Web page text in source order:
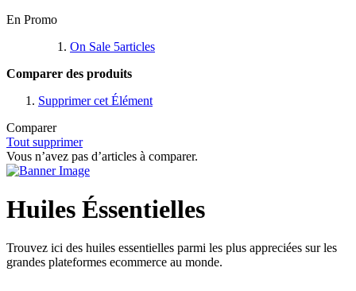
En Promo
On Sale 5articles
Comparer des produits
Supprimer cet Élément
Comparer
Tout supprimer
Vous n’avez pas d’articles à comparer.
Huiles Éssentielles
Trouvez ici des huiles essentielles parmi les plus appreciées sur les
grandes plateformes ecommerce au monde.